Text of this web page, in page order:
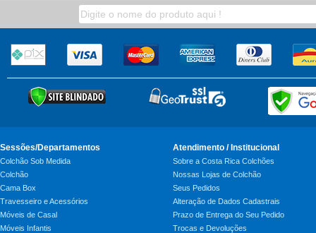
Sessões/Departamentos
Colchão Sob Medida
Colchão
Cama Box
Travesseiro e Acessórios
Móveis de Casal
Móveis Infantis
Atendimento / Institucional
Sobre a Costa Rica Colchões
Nossas Lojas de Colchão
Seus Pedidos
Alteração de Dados Cadastrais
Prazo de Entrega do Seu Pedido
Trocas e Devoluções